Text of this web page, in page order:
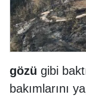
gözü gibi
bakımlarını